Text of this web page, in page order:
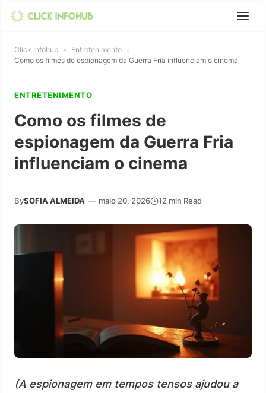
Click Infohub » Entretenimento »
Como os filmes de espionagem da Guerra Fria influenciam o cinema
ENTRETENIMENTO
Como os filmes de
espionagem da Guerra Fria
influenciam o cinema
BySOFIA ALMEIDA — maio 20, 2026 12 min Read
(A espionagem em tempos tensos ajudou a